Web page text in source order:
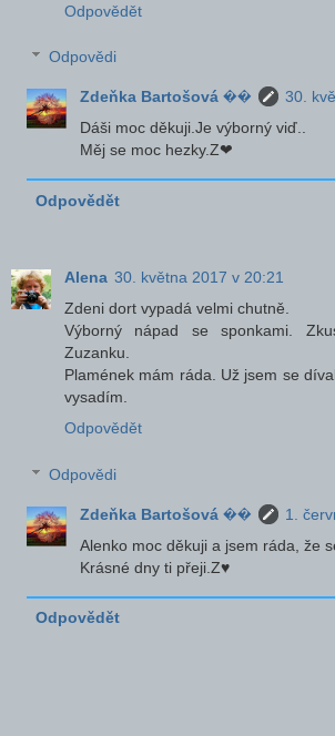
Odpovědět
Odpovědi
Zdeňka Bartošová ��
30.
Dáši moc děkuji.Je výborný viď..
Měj se moc hezky.Z❤
Odpovědět
Alena 30. května 2017 v 20:21
Zdeni dort vypadá velmi chutně.
Výborný nápad se sponkami.
Zuzanku.
Plamének mám ráda. Už jsem se
vysadím.
Odpovědět
Odpovědi
Zdeňka Bartošová ��
1.
Alenko moc děkuji a jsem ráda, že
Krásné dny ti přeji.Z♥
Odpovědět